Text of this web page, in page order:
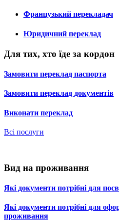
Французький перекладач
Юридичний переклад
Для тих, хто їде за кордон
Замовити переклад паспорта
Замовити переклад документів
Виконати переклад
Всі послуги
Вид на проживання
Які документи потрібні для
Які документи потрібні для
проживання